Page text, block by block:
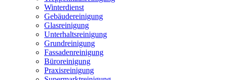
Winterdienst
Gebäudereinigung
Glasreinigung
Unterhaltsreinigung
Grundreinigung
Fassadenreinigung
Büroreinigung
Praxisreinigung